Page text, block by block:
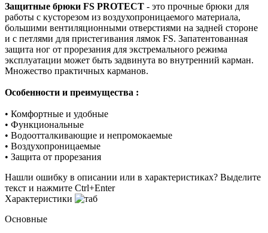
Защитные брюки FS PROTECT - это прочные брюки для
работы с кусторезом из воздухопроницаемого материала,
большими вентиляционными отверстиями на задней стороне
и с петлями для пристегивания лямок FS. Запатентованная
защита ног от прорезания для экстремального режима
эксплуатации может быть задвинута во внутренний карман.
Множество практичных карманов.
Особенности и преимущества :
• Комфортные и удобные
• Функциональные
• Водоотталкивающие и непромокаемые
• Воздухопроницаемые
• Защита от прорезания
Нашли ошибку в описании или в характеристиках? Выделите
текст и нажмите Ctrl+Enter
Характеристики
Основные